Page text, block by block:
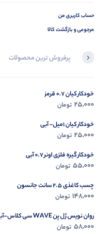
حساب کاربری من
مرجوعی و بازگشت کالا
پرفروش ترین محصولات
خودکار کیان 0.7 قرمز
25,000 تومان
خودکار کیان 1میل- آبی
25,000 تومان
خودکار گیره فلزی اونر 0.7 آبی
55,000 تومان
چسب کاغذی 2.5 سانت جانسون
148,000 تومان
روان نویس ژل پن WAVE سی کلاس-آبی
58,000 تومان